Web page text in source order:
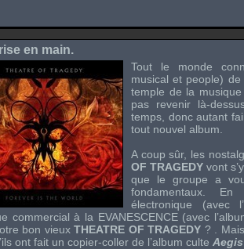
en main.
Tout le monde
musical et people)
temple de la
pas revenir là-
temps, donc autant
tout nouvel album.
A coup sûr, les
OF TRAGEDYvont
que le groupe a
fondamentaux.
électronique (avec
commercial à la EVANESCENCE(avec
bon vieux THEATRE OF TRAGEDY ? .
ont fait un copier-coller de l’album culte Aegis